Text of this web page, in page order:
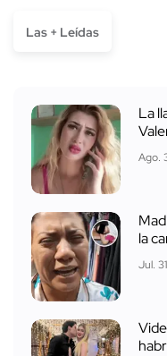
Las + Leídas
La
Ago.
la
Jul.